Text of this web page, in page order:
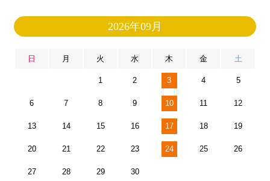
2026年09月
日 月 火 水 木 金 土
1 2 3 4 5
6 7 8 9 10 11 12
13 14 15 16 17 18 19
20 21 22 23 24 25 26
27 28 29 30